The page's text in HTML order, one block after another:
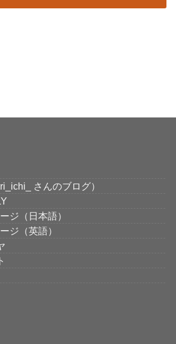
さんのブログ）
ジ（日本語）
ジ（英語）